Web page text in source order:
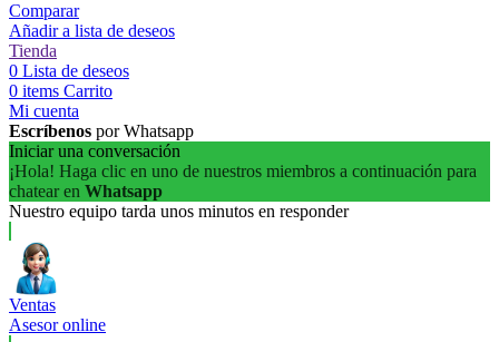
Comparar
Añadir a lista de deseos
Tienda
0 Lista de deseos
0 items Carrito
Mi cuenta
Escríbenos por Whatsapp
Iniciar una conversación
¡Hola! Haga clic en uno de nuestros miembros a continuación para
chatear en Whatsapp
Nuestro equipo tarda unos minutos en responder
Ventas
Asesor online